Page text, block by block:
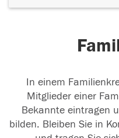
In einem
Mitglieder einer
Bekannte eintragen
bilden. Bleiben Sie in